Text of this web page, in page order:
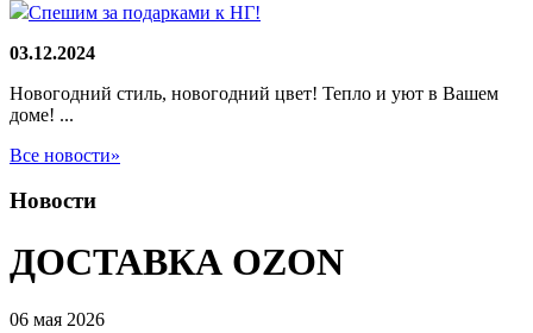
Спешим за подарками к НГ!
03.12.2024
Новогодний стиль, новогодний цвет! Тепло и уют в Вашем
доме! ...
Все новости»
Новости
ДОСТАВКА OZON
06 мая 2026